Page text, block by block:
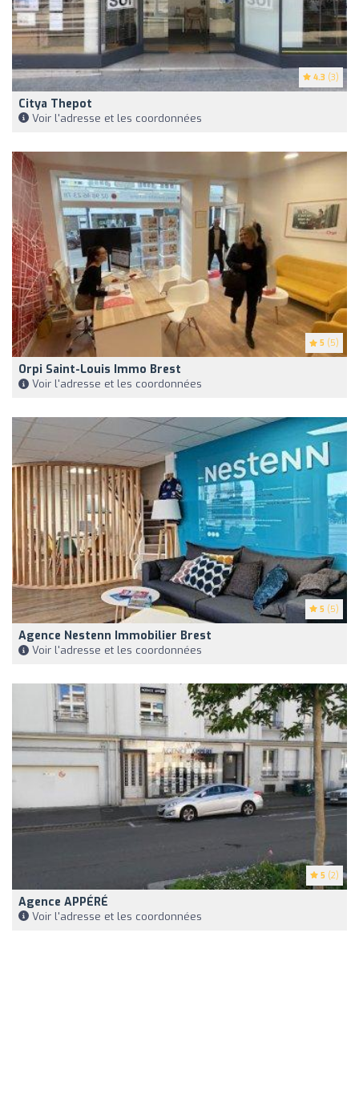
4.3 (3)
Citya Thepot
Voir l'adresse et les coordonnées
5 (5)
Orpi Saint-Louis Immo Brest
Voir l'adresse et les coordonnées
5 (5)
Agence Nestenn Immobilier Brest
Voir l'adresse et les coordonnées
5 (2)
Agence APPÉRÉ
Voir l'adresse et les coordonnées